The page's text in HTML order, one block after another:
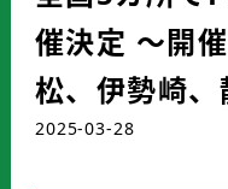
催決定 ～開
松、伊勢崎
2025-03-28